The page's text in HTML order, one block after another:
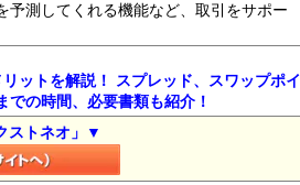
測してくれる機能など、取引をサポー
ットを解説！ スプレッド、スワップポイ
の時間、必要書類も紹介！
ストネオ」▼